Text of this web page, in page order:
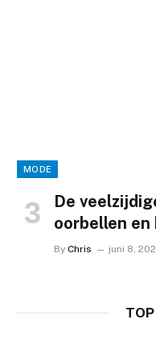
MODE
De
oorbellen
By Chris juni 8,
TOP